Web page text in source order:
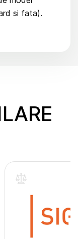
si fata).